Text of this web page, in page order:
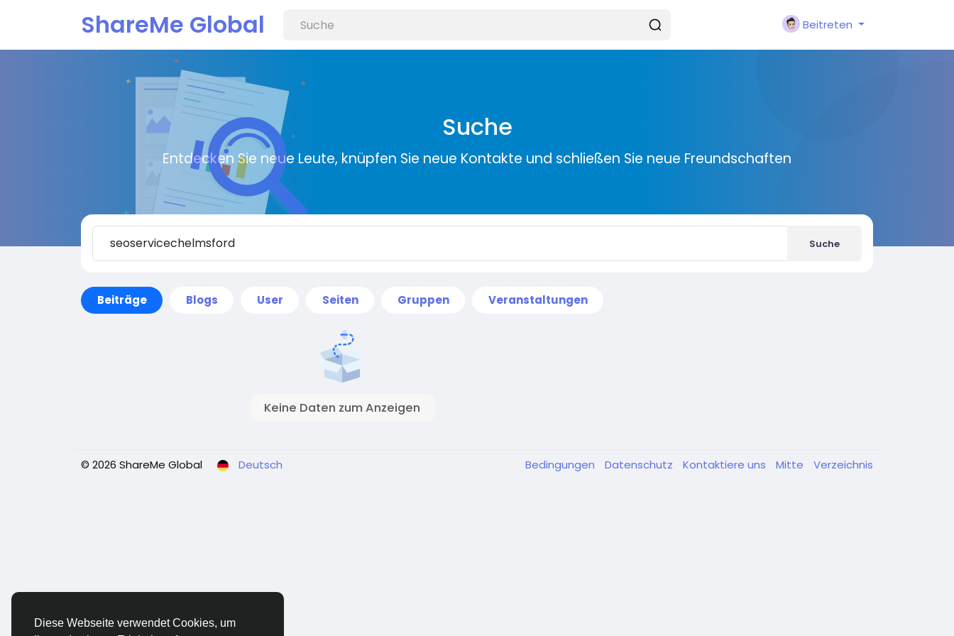
Diese Webseite verwendet Cookies, um
ShareMe Global Beitreten
Suche
Entdecken Sie neue Leute, knüpfen Sie neue Kontakte und schließen Sie neue Freundschaften
Suche
Beiträge Blogs User Seiten Gruppen Veranstaltungen
Keine Daten zum Anzeigen
© 2026 ShareMe Global Deutsch Bedingungen Datenschutz Kontaktiere uns Mitte Verzeichnis